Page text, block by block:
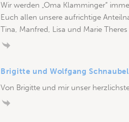
Wir werden „Oma Klamminger“
Euch allen unsere aufrichtige
Tina, Manfred, Lisa und Marie
Brigitte und Wolfgang
Von Brigitte und mir unser